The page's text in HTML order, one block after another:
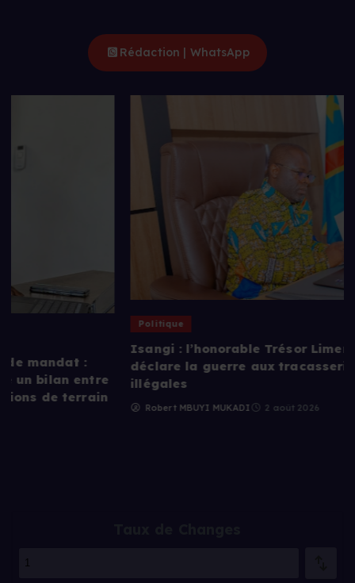
Rédaction | WhatsApp
Isangi : l’honorable Trésor Limengo Ikolonga
déclare la guerre aux tracasseries et aux taxes
illégales
Robert MBUYI MUKADI 2 août 2026